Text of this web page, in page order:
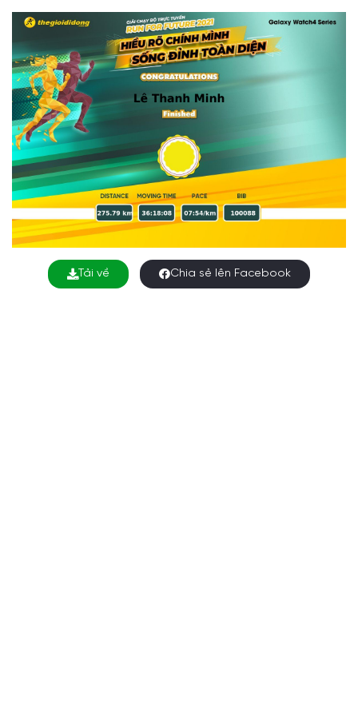
Tải về Chia sẻ lên Facebook